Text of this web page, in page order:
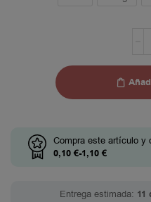
Compra este artículo y
0,10 €-1,10 €
Entrega estimada: 11